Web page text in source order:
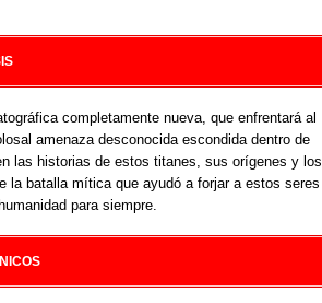
completamente nueva, que enfrentará al
amenaza desconocida escondida dentro de
las historias de estos titanes, sus orígenes y los
la batalla mítica que ayudó a forjar a estos seres
para siempre.